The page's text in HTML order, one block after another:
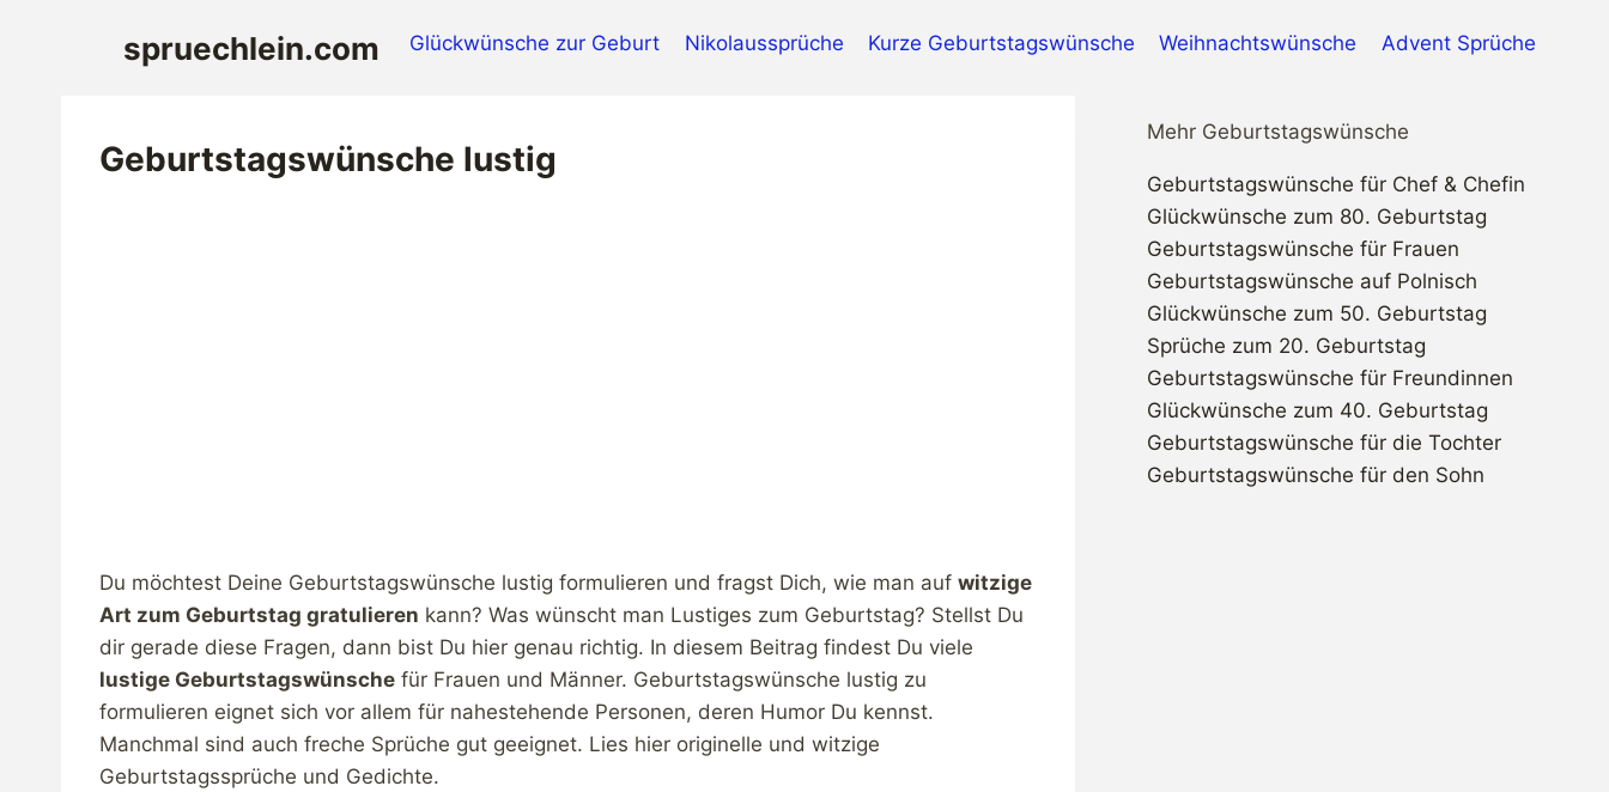
spruechlein.com Glückwünsche zur Geburt Nikolaussprüche Kurze Geburtstagswünsche Weihnachtswünsche Advent Sprüche
Geburtstagswünsche lustig
Du möchtest Deine Geburtstagswünsche lustig formulieren und fragst Dich, wie man auf witzige
Art zum Geburtstag gratulieren kann? Was wünscht man Lustiges zum Geburtstag? Stellst Du
dir gerade diese Fragen, dann bist Du hier genau richtig. In diesem Beitrag findest Du viele
lustige Geburtstagswünsche für Frauen und Männer. Geburtstagswünsche lustig zu
formulieren eignet sich vor allem für nahestehende Personen, deren Humor Du kennst.
Manchmal sind auch freche Sprüche gut geeignet. Lies hier originelle und witzige
Geburtstagssprüche und Gedichte.
Mehr Geburtstagswünsche
Geburtstagswünsche für Chef & Chefin
Glückwünsche zum 80. Geburtstag
Geburtstagswünsche für Frauen
Geburtstagswünsche auf Polnisch
Glückwünsche zum 50. Geburtstag
Sprüche zum 20. Geburtstag
Geburtstagswünsche für Freundinnen
Glückwünsche zum 40. Geburtstag
Geburtstagswünsche für die Tochter
Geburtstagswünsche für den Sohn